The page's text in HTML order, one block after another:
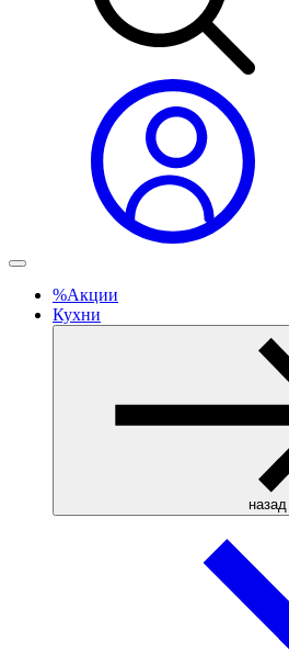
%Акции
Кухни
назад